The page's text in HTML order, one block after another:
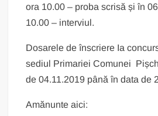
ora 10.00 – proba scrisă și în
10.00 – interviul.
Dosarele de înscriere Ia
sediul Primariei Comunei
de 04.11.2019 până în data de
Amănunte aici: